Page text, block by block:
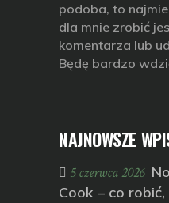
podoba, to
dla mnie zrobić
komentarza lub
Będę bardzo
NAJNOWSZE
5 czerwca 2026
Cook – co